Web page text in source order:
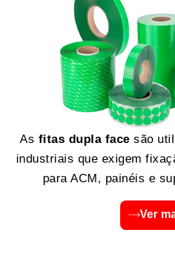
As fitas dupla face são
industriais que exigem
para ACM, painéis e
Ver